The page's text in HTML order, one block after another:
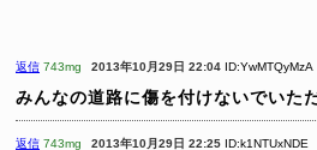
返信 743mg 2013年10月29日 22:04 ID:YwMTQyMzA
みんなの道路に傷を付けないでいた
返信 743mg 2013年10月29日 22:25 ID:k1NTUxNDE